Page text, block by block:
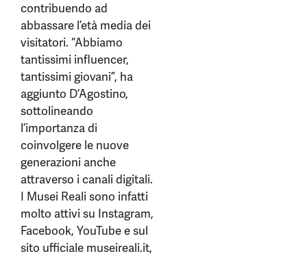
contribuendo ad
abbassare l’età media dei
visitatori. “Abbiamo
tantissimi influencer,
tantissimi giovani”, ha
aggiunto D’Agostino,
sottolineando
l’importanza di
coinvolgere le nuove
generazioni anche
attraverso i canali digitali.
I Musei Reali sono infatti
molto attivi su Instagram,
Facebook, YouTube e sul
sito ufficiale museireali.it,